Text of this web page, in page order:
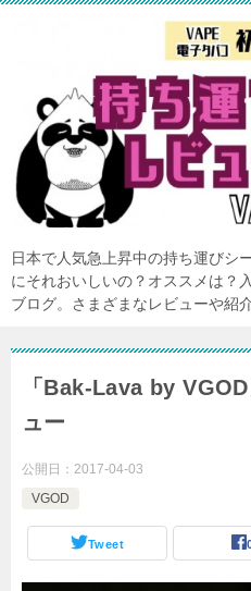
日本で人気急上昇中の持ち運びシ
にそれおいしいの？オススメは？
ブログ。さまざまなレビューや紹
「Bak-Lava by
ュー
公開日： 2017-04-03
VGOD
Tweet